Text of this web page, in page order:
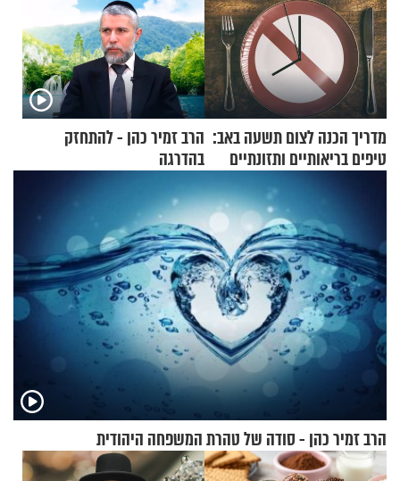
מדריך הכנה לצום תשעה באב:
טיפים בריאותיים ותזונתיים
לשמירה על הגוף
הרב זמיר כהן - להתחזק
בהדרגה
הרב זמיר כהן - סודה של טהרת המשפחה היהודית